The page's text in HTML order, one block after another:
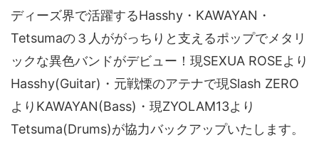
ディーズ界で活躍するHasshy・KAWAYAN・
Tetsumaの３人ががっちりと支えるポップでメタリ
ックな異色バンドがデビュー！現SEXUA ROSEより
Hasshy(Guitar)・元戦慄のアテナで現Slash ZERO
よりKAWAYAN(Bass)・現ZYOLAM13より
Tetsuma(Drums)が協力バックアップいたします。